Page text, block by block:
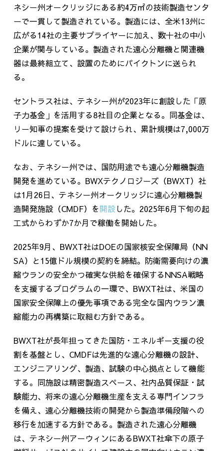
ネシー州オークリッジにある約4万㎡の技術製造センタ
ーで一貫して製造されている。製造には、全米13州に
広がる14社の主要サプライヤーに加え、数十社の中小
企業が関与している。製造された遠心分離機と関連機
器は最終組立て、設置のためにパイクトンに送られ
る。
セントラス社は、テネシー州が2023年に創設した「原
子力基金」を活用する8社目の企業となる。同基金は、
リー知事の提案を受けて設けられ、累計規模は7,000万
ドルに達している。
なお、テネシー州では、国防用途でも遠心分離機製造
開発を進めている。 BWXテクノロジーズ（BWXT）社
は1月26日、テネシー州オークリッジに遠心分離機製
造開発施設（CMDF）を開設した。 2025年6月下旬の起
工式からわずか7か月で稼働を開始した。
2025年9月、 BWXT社はDOEの国家核安全保障局（NN
SA）と15億ドル規模の契約を締結。防衛需要向けの濃
縮ウランの安全かつ確実な供給を確保するNNSA戦略
を支援するプログラムの一環で、 BWXT社は、米国の
国家安全保障上の優先事項である完全な国内ウラン濃
縮能力の再構築に取組む方針である。
BWXT社が長年担ってきた国防・エネルギー支援の役
割を基盤とし、 CMDFは先進的な遠心分離機の設計、
エンジニアリング、製造、試験の中心拠点として機能
する。同施設は精密製造スペース、社内品質保証・試
験能力、将来の遠心分離機生産を支える専門インフラ
を備え、遠心分離機技術の開発から製造準備段階への
移行を加速する方針である。製造された遠心分離機
は、テネシー州アーウィンにあるBWXT社傘下の原子